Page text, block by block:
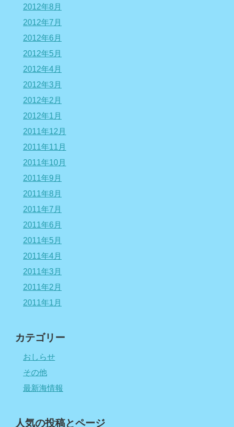
2012年8月
2012年7月
2012年6月
2012年5月
2012年4月
2012年3月
2012年2月
2012年1月
2011年12月
2011年11月
2011年10月
2011年9月
2011年8月
2011年7月
2011年6月
2011年5月
2011年4月
2011年3月
2011年2月
2011年1月
カテゴリー
おしらせ
その他
最新海情報
人気の投稿とページ